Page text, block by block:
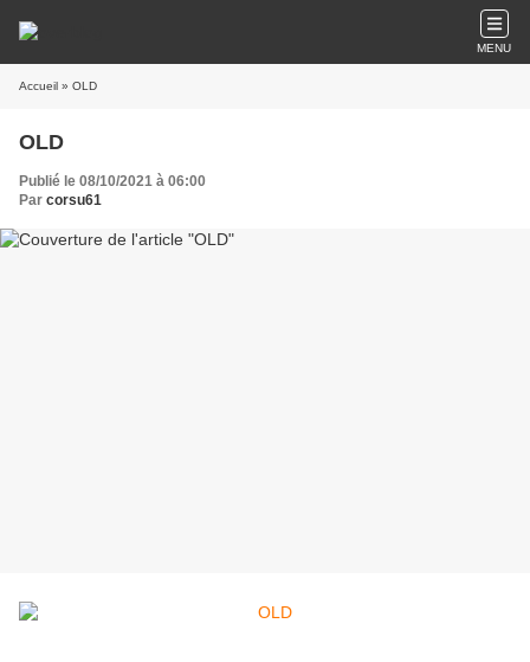
MENU
Accueil » OLD
OLD
Publié le 08/10/2021 à 06:00
Par corsu61